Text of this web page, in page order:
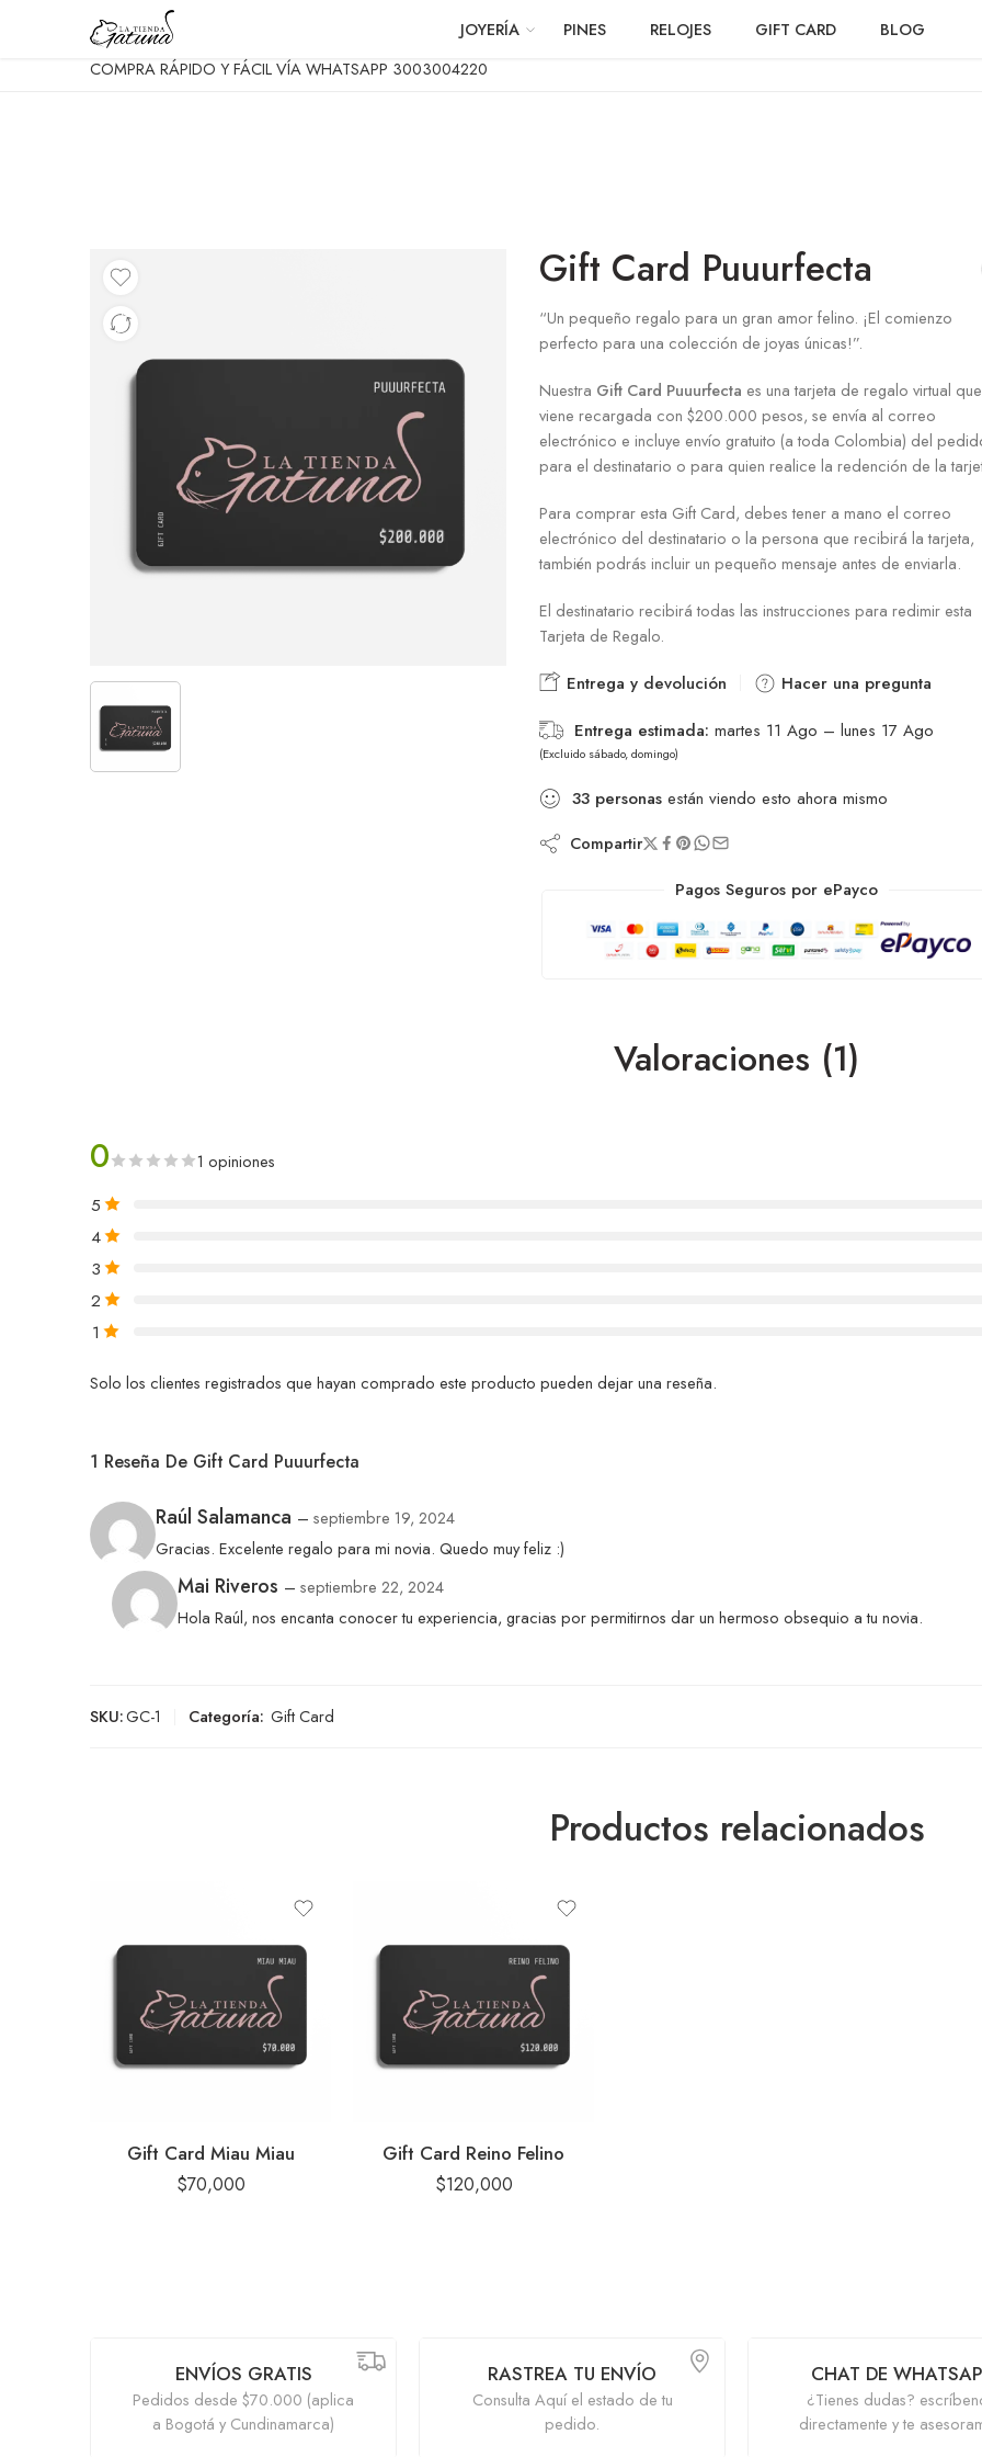
COMPRA RÁPIDO Y FÁCIL VÍA WHATSAPP 3003004220
JOYERÍA PINES RELOJES GIFT CARD BLOG
Gift Card Puuurfecta
“Un pequeño regalo para un gran amor felino. ¡El comienzo
perfecto para una colección de joyas únicas!”.
Nuestra Gift Card Puuurfecta es una tarjeta de regalo virtual que
viene recargada con $200.000 pesos, se envía al correo
electrónico e incluye envío gratuito (a toda Colombia) del
para el destinatario o para quien realice la redención de la
Para comprar esta Gift Card, debes tener a mano el correo
electrónico del destinatario o la persona que recibirá la tarjeta,
también podrás incluir un pequeño mensaje antes de enviarla.
El destinatario recibirá todas las instrucciones para redimir esta
Tarjeta de Regalo.
Entrega y devolución
Hacer una pregunta
Entrega estimada: martes 11 Ago – lunes 17 Ago
(Excluido sábado, domingo)
33 personas están viendo esto ahora mismo
Compartir
Pagos Seguros por ePayco
Valoraciones (1)
0 1 opiniones
5
4
3
2
1
Solo los clientes registrados que hayan comprado este producto pueden dejar una reseña.
1 Reseña De Gift Card Puuurfecta
Raúl Salamanca – septiembre 19, 2024
Gracias. Excelente regalo para mi novia. Quedo muy feliz :)
Mai Riveros – septiembre 22, 2024
Hola Raúl, nos encanta conocer tu experiencia, gracias por permitirnos dar un hermoso obsequio a tu novia.
SKU:GC-1 Categoría: Gift Card
Productos relacionados
Gift Card Miau Miau
$70,000
Gift Card Reino Felino
$120,000
ENVÍOS GRATIS
Pedidos desde $70.000 (aplica
a Bogotá y Cundinamarca)
RASTREA TU ENVÍO
Consulta Aquí el estado de tu
pedido.
CHAT DE
¿Tienes dudas?
directamente y te